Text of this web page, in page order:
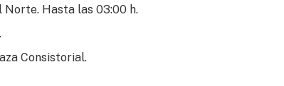
Hasta las 03:00 h.
Consistorial.